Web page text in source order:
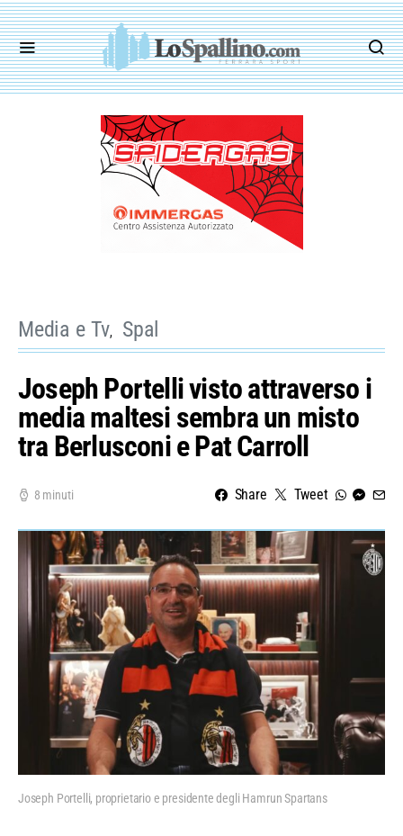
Media e Tv Spal
Joseph Portelli visto attraverso i
media maltesi sembra un misto
tra Berlusconi e Pat Carroll
8 minuti Share Tweet
Joseph Portelli, proprietario e presidente degli Hamrun Spartans